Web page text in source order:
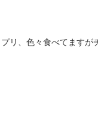
リ、色々食べてますが